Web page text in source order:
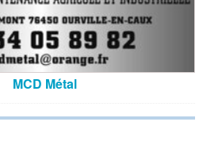
MCD Métal